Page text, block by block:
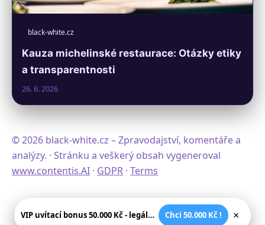
black-white.cz
Kauza michelinské restaurace: Otázky etiky
a transparentnosti
26. 6. 2026
© 2026 black-white.cz – Zpravodajství, komentáře a
analýzy. · Stránku a veškerý obsah vygeneroval
www.contentis.AI · GDPR · Terms
VIP uvítací bonus 50.000 Kč - legální české kasíno Chci 50.000 Kč ! ×